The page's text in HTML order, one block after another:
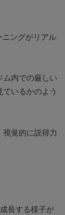
ングがリアル
ム内での厳しい
いるかのよう
視覚的に説得力
長する様子が